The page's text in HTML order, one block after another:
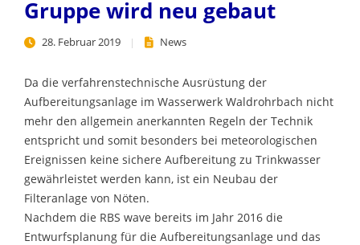
Gruppe wird neu gebaut
28. Februar 2019 News
Da die verfahrenstechnische Ausrüstung der
Aufbereitungsanlage im Wasserwerk Waldrohrbach nicht
mehr den allgemein anerkannten Regeln der Technik
entspricht und somit besonders bei meteorologischen
Ereignissen keine sichere Aufbereitung zu Trinkwasser
gewährleistet werden kann, ist ein Neubau der
Filteranlage von Nöten.
Nachdem die RBS wave bereits im Jahr 2016 die
Entwurfsplanung für die Aufbereitungsanlage und das